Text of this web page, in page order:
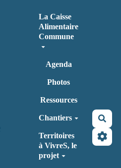
La Caisse
Alimentaire
Commune
Agenda
Photos
Ressources
Chantiers
Territoires
à VivreS, le
projet